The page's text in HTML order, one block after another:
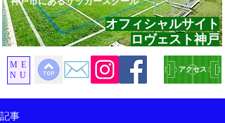
アクセス
オフィシャルサイト
ロヴェスト神戸
ME
NU
記事